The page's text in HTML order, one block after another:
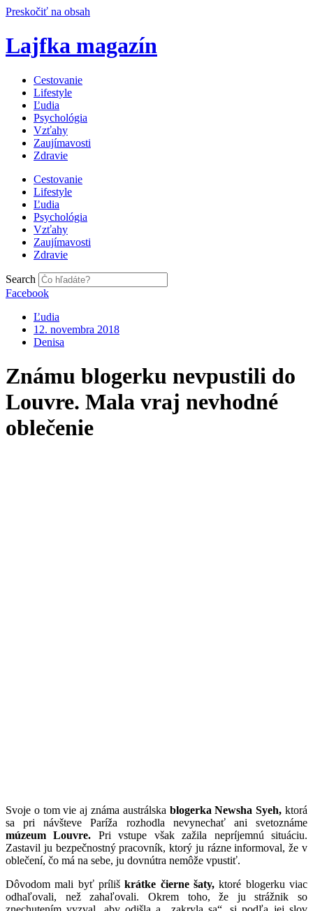
Preskočiť na obsah
Lajfka magazín
Cestovanie
Lifestyle
Ľudia
Psychológia
Vzťahy
Zaujímavosti
Zdravie
Cestovanie
Lifestyle
Ľudia
Psychológia
Vzťahy
Zaujímavosti
Zdravie
Search
Facebook
Ľudia
12. novembra 2018
Denisa
Známu blogerku nevpustili do
Louvre. Mala vraj nevhodné
oblečenie
Svoje o tom vie aj známa austrálska blogerka Newsha Syeh, ktorá
sa pri návšteve Paríža rozhodla nevynechať ani svetoznáme
múzeum Louvre. Pri vstupe však zažila nepríjemnú situáciu.
Zastavil ju bezpečnostný pracovník, ktorý ju rázne informoval, že v
oblečení, čo má na sebe, ju dovnútra nemôže vpustiť.
Dôvodom mali byť príliškrátke čierne šaty, ktoré blogerku viac
odhaľovali, než zahaľovali. Okrem toho, že ju strážnik so